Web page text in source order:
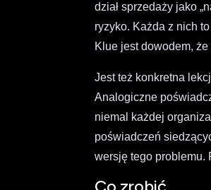
dział sprzedaży jako
ryzyko. Każda z nich
Klue jest dowodem,
Jest też konkretna
Analogiczne
niemal każdej
poświadczeń
wersję tego problemu.